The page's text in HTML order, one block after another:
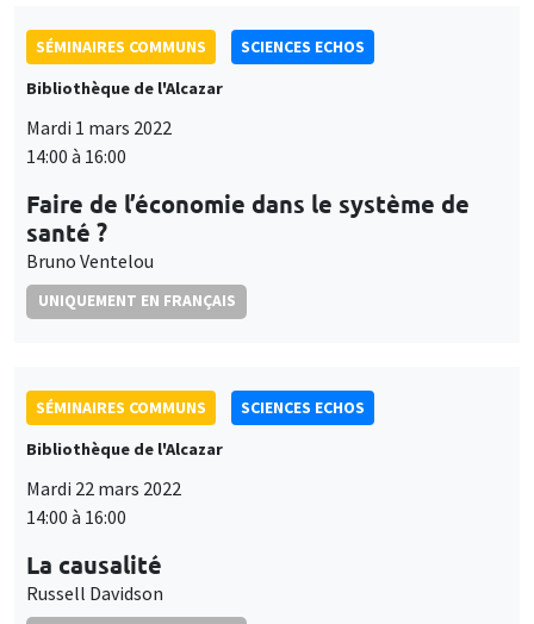
SÉMINAIRES COMMUNS
SCIENCES ECHOS
Bibliothèque de l'Alcazar
Mardi 1 mars 2022
14:00 à 16:00
Faire de l’économie dans le système de
santé ?
Bruno Ventelou
UNIQUEMENT EN FRANÇAIS
SÉMINAIRES COMMUNS
SCIENCES ECHOS
Bibliothèque de l'Alcazar
Mardi 22 mars 2022
14:00 à 16:00
La causalité
Russell Davidson